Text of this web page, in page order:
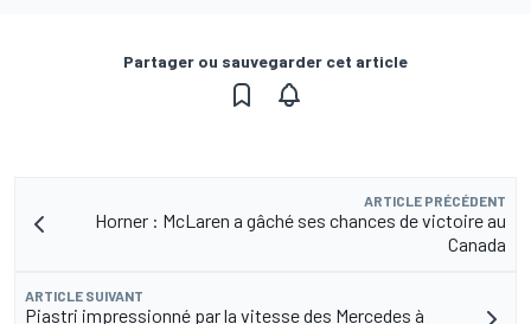
Partager ou sauvegarder cet article
ARTICLE PRÉCÉDENT
Horner : McLaren a gâché ses chances de victoire au
Canada
ARTICLE SUIVANT
Piastri impressionné par la vitesse des Mercedes à